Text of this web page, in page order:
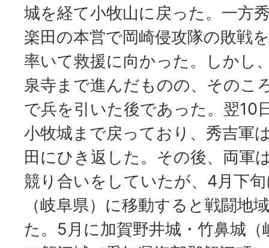
城を経て小牧山に戻った。一方
楽田の本営で岡崎侵攻隊の敗戦
率いて救援に向かった。しかし
泉寺まで進んだものの、そのこ
で兵を引いた後であった。翌10
小牧城まで戻っており、秀吉軍
田にひき返した。その後、両軍
競り合いをしていたが、4月下
（岐阜県）に移動すると戦闘地
た。5月に加賀野井城・竹鼻城